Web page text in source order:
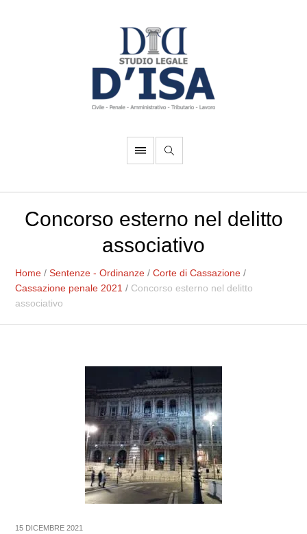
Concorso esterno nel delitto
associativo
Home /Sentenze - Ordinanze /Corte di Cassazione /
Cassazione penale 2021 / Concorso esterno nel delitto
associativo
15 DICEMBRE 2021